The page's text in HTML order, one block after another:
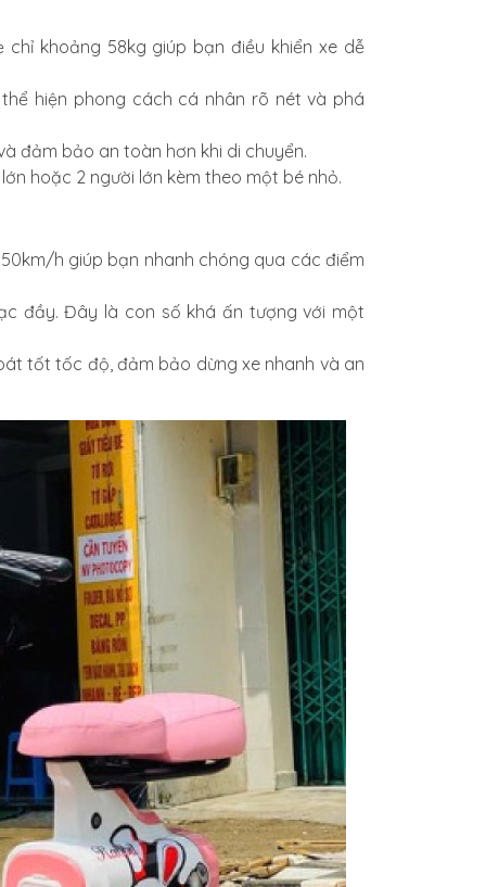
khoảng 58kg giúp bạn điều khiển xe dễ
hiện phong cách cá nhân rõ nét và phá
đảm bảo an toàn hơn khi di chuyển.
hoặc 2 người lớn kèm theo một bé nhỏ.
h giúp bạn nhanh chóng qua các điểm
đầy. Đây là con số khá ấn tượng với một
tốt tốc độ, đảm bảo dừng xe nhanh và an